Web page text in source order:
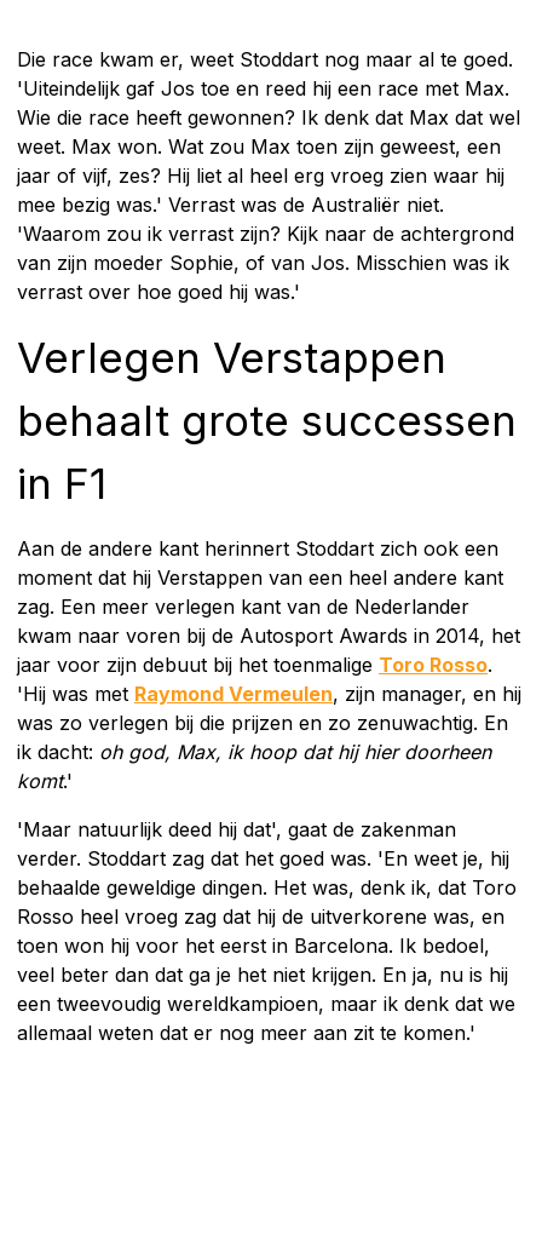
Die race kwam er, weet Stoddart nog maar al te goed.
'Uiteindelijk gaf Jos toe en reed hij een race met Max.
Wie die race heeft gewonnen? Ik denk dat Max dat wel
weet. Max won. Wat zou Max toen zijn geweest, een
jaar of vijf, zes? Hij liet al heel erg vroeg zien waar hij
mee bezig was.' Verrast was de Australiër niet.
'Waarom zou ik verrast zijn? Kijk naar de achtergrond
van zijn moeder Sophie, of van Jos. Misschien was ik
verrast over hoe goed hij was.'
Verlegen Verstappen
behaalt grote successen
in F1
Aan de andere kant herinnert Stoddart zich ook een
moment dat hij Verstappen van een heel andere kant
zag. Een meer verlegen kant van de Nederlander
kwam naar voren bij de Autosport Awards in 2014, het
jaar voor zijn debuut bij het toenmalige Toro Rosso.
'Hij was met Raymond Vermeulen, zijn manager, en hij
was zo verlegen bij die prijzen en zo zenuwachtig. En
ik dacht: oh god, Max, ik hoop dat hij hier doorheen
komt.'
'Maar natuurlijk deed hij dat', gaat de zakenman
verder. Stoddart zag dat het goed was. 'En weet je, hij
behaalde geweldige dingen. Het was, denk ik, dat Toro
Rosso heel vroeg zag dat hij de uitverkorene was, en
toen won hij voor het eerst in Barcelona. Ik bedoel,
veel beter dan dat ga je het niet krijgen. En ja, nu is hij
een tweevoudig wereldkampioen, maar ik denk dat we
allemaal weten dat er nog meer aan zit te komen.'